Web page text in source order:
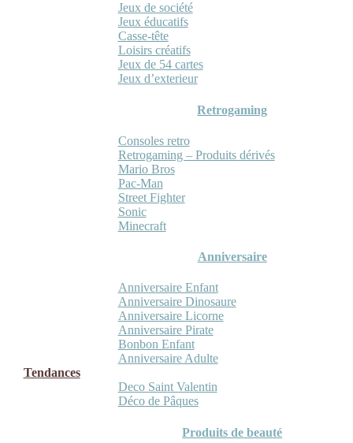
Jeux de société
Jeux éducatifs
Casse-tête
Loisirs créatifs
Jeux de 54 cartes
Jeux d’exterieur
Retrogaming
Consoles retro
Retrogaming – Produits dérivés
Mario Bros
Pac-Man
Street Fighter
Sonic
Minecraft
Anniversaire
Anniversaire Enfant
Anniversaire Dinosaure
Anniversaire Licorne
Anniversaire Pirate
Bonbon Enfant
Anniversaire Adulte
Tendances
Deco Saint Valentin
Déco de Pâques
Produits de beauté